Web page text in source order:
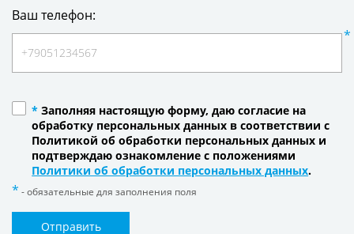
Ваш телефон:
* Заполняя настоящую форму, даю согласие на
обработку персональных данных в соответствии с
Политикой об обработки персональных данных и
подтверждаю ознакомление с положениями
Политики об обработки персональных данных.
- обязательные для заполнения поля
Отправить